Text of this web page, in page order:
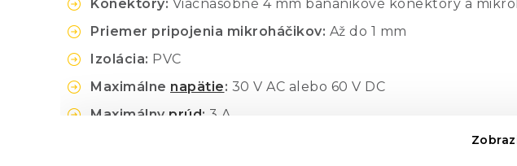
Konektory: Viacnásobné 4 mm banánikové konektory a
Priemer pripojenia mikroháčikov: Až do 1 mm
Izolácia: PVC
Maximálne napätie: 30 V AC alebo 60 V DC
Maximálny prúd: 3 A